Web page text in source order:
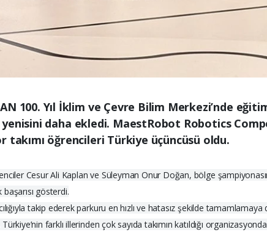
100. Yıl İklim ve Çevre Bilim Merkezi’nde
daha ekledi. MaestRobot Robotics
takımı öğrencileri Türkiye üçüncüsü oldu.
Cesur Ali Kaplan ve Süleyman Onur Doğan, bölge
gösterdi.
takip ederek parkuru en hızlı ve hatasız şekilde
farklı illerinden çok sayıda takımın katıldığı